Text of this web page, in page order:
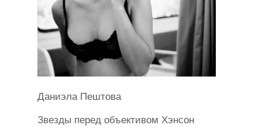
Даниэла Пештова
Звезды перед объективом Хэнсон